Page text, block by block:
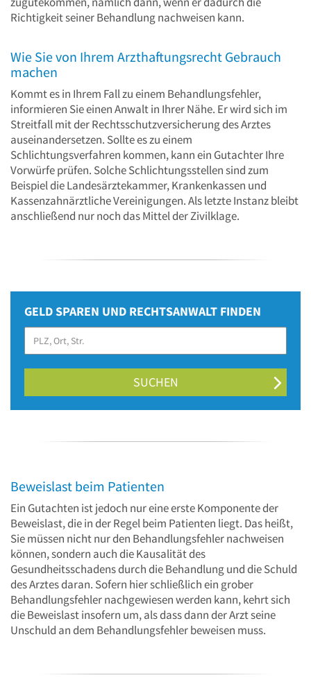
Richtigkeit seiner Behandlung nachweisen kann.
Wie Sie von Ihrem Arzthaftungsrecht Gebrauch
machen
Kommt es in Ihrem Fall zu einem Behandlungsfehler,
informieren Sie einen Anwalt in Ihrer Nähe. Er wird sich im
Streitfall mit der Rechtsschutzversicherung des Arztes
auseinandersetzen. Sollte es zu einem
Schlichtungsverfahren kommen, kann ein Gutachter Ihre
Vorwürfe prüfen. Solche Schlichtungsstellen sind zum
Beispiel die Landesärztekammer, Krankenkassen und
Kassenzahnärztliche Vereinigungen. Als letzte Instanz bleibt
anschließend nur noch das Mittel der Zivilklage.
GELD SPAREN UND RECHTSANWALT FINDEN
SUCHEN
Beweislast beim Patienten
Ein Gutachten ist jedoch nur eine erste Komponente der
Beweislast, die in der Regel beim Patienten liegt. Das heißt,
Sie müssen nicht nur den Behandlungsfehler nachweisen
können, sondern auch die Kausalität des
Gesundheitsschadens durch die Behandlung und die Schuld
des Arztes daran. Sofern hier schließlich ein grober
Behandlungsfehler nachgewiesen werden kann, kehrt sich
die Beweislast insofern um, als dass dann der Arzt seine
Unschuld an dem Behandlungsfehler beweisen muss.